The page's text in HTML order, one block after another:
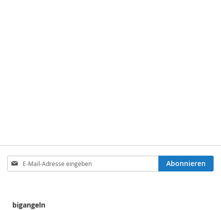
Anmeldung
zum
Abonnieren
bigangeln